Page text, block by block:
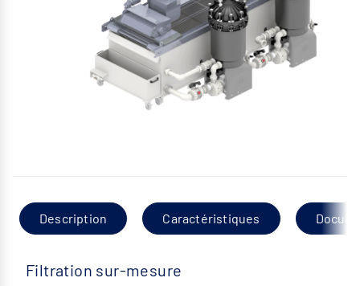
Description Caractéristiques
Filtration sur-mesure